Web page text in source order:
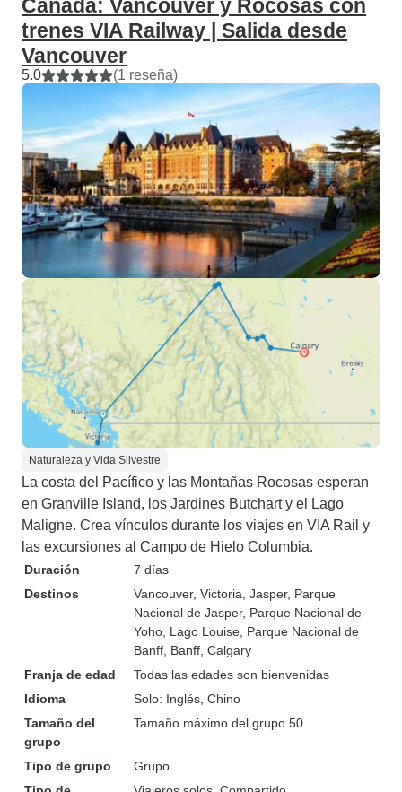
Canadá: Vancouver y Rocosas con
trenes VIA Railway | Salida desde
Vancouver
5.0 (1 reseña)
Naturaleza y Vida Silvestre
La costa del Pacífico y las Montañas Rocosas esperan
en Granville Island, los Jardines Butchart y el Lago
Maligne. Crea vínculos durante los viajes en VIA Rail y
las excursiones al Campo de Hielo Columbia.
Duración
7 días
Destinos
Vancouver, Victoria , Jasper, Parque
Nacional de Jasper, Parque Nacional de
Yoho , Lago Louise , Parque Nacional de
Banff , Banff , Calgary
Franja de edad
Todas las edades son bienvenidas
Idioma
Solo: Inglés, Chino
Tamaño del
grupo
Tamaño máximo del grupo 50
Tipo de grupo
Grupo